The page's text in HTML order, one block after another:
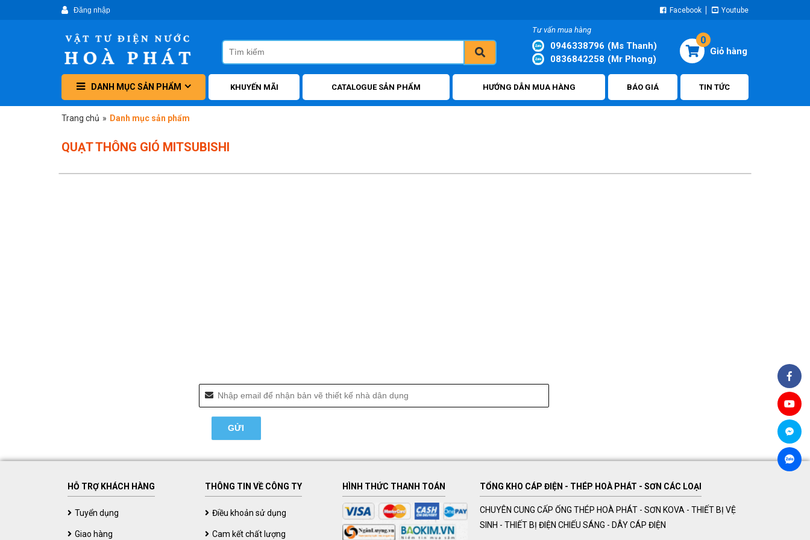
Facebook Youtube
Tư vấn mua hàng
0946338796 (Ms Thanh)
0836842258 (Mr Phong)
0
DANH MỤC SẢN PHẨM KHUYẾN MÃI CATALOGUE SẢN PHẨM HƯỚNG DẪN MUA HÀNG BÁO GIÁ TIN TỨC
Trang chủ » Danh mục sản phẩm
QUẠT THÔNG GIÓ MITSUBISHI
HỖ TRỢ KHÁCH HÀNG
Tuyển dụng
Giao hàng
THÔNG TIN VỀ CÔNG TY
Điều khoản sử dụng
Cam kết chất lượng
HÌNH THỨC THANH TOÁN TỔNG KHO CÁP ĐIỆN - THÉP HOÀ PHÁT - SƠN CÁC LOẠI
CHUYÊN CUNG CẤP ỐNG THÉP HOÀ PHÁT - SƠN KOVA - THIẾT BỊ VỆ
SINH - THIẾT BỊ ĐIỆN CHIẾU SÁNG - DÂY CÁP ĐIỆN